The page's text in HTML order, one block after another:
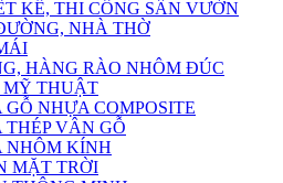
KẾ, THI CÔNG SÂN VƯỜN
NHÀ THỜ
HÀNG RÀO NHÔM ĐÚC
MỸ THUẬT
NHỰA COMPOSITE
VÂN GỖ
NHÔM KÍNH
MẶT TRỜI